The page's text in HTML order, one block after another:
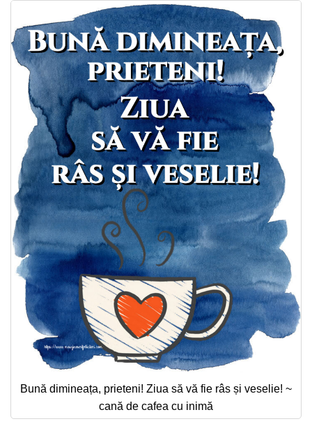
Bună dimineața, prieteni! Ziua să vă fie râs și veselie! ~
cană de cafea cu inimă